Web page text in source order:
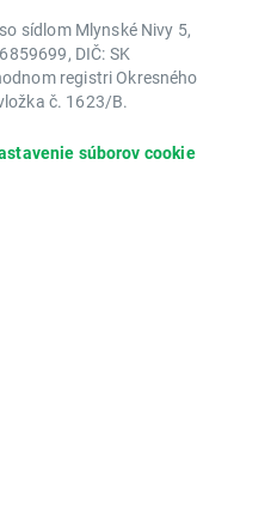
sídlom Mlynské Nivy 5,
DIČ: SK
registri Okresného
č. 1623/B.
súborov cookie